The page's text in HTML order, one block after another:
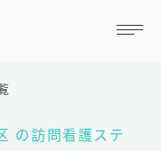
の訪問看護ステ